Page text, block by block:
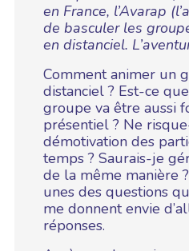
en France, l’Avarap
de basculer les
en distanciel.
Comment animer un
distanciel ? Est-ce
groupe va être aussi
présentiel ? Ne
démotivation des
temps ? Saurais-je
de la même manière
unes des questions
me donnent envie
réponses.